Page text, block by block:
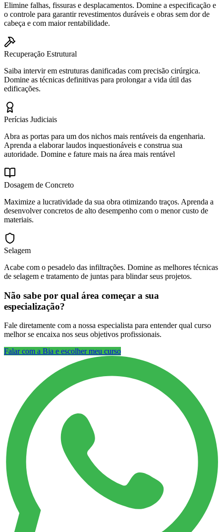
Elimine falhas, fissuras e desplacamentos. Domine a especificação e
o controle para garantir revestimentos duráveis e obras sem dor de
cabeça e com maior rentabilidade.
Recuperação Estrutural
Saiba intervir em estruturas danificadas com precisão cirúrgica.
Domine as técnicas definitivas para prolongar a vida útil das
edificações.
Perícias Judiciais
Abra as portas para um dos nichos mais rentáveis da engenharia.
Aprenda a elaborar laudos inquestionáveis e construa sua
autoridade. Domine e fature mais na área mais rentável
Dosagem de Concreto
Maximize a lucratividade da sua obra otimizando traços. Aprenda a
desenvolver concretos de alto desempenho com o menor custo de
materiais.
Selagem
Acabe com o pesadelo das infiltrações. Domine as melhores técnicas
de selagem e tratamento de juntas para blindar seus projetos.
Não sabe por qual área começar a sua
especialização?
Fale diretamente com a nossa especialista para entender qual curso
melhor se encaixa nos seus objetivos profissionais.
Falar com a Bia e escolher meu curso